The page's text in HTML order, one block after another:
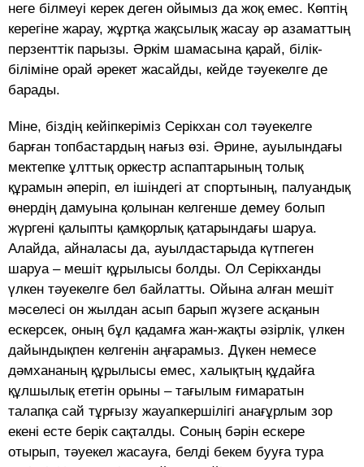
неге білмеуі керек деген ойымыз да жоқ емес. Көптің
керегіне жарау, жұртқа жақсылық жасау әр азаматтың
перзенттік парызы. Әркім шамасына қарай, білік-
біліміне орай әрекет жасайды, кейде тәуекелге де
барады.
Міне, біздің кейіпкеріміз Серікхан сол тәуекелге
барған топбастардың нағыз өзі. Әрине, ауылындағы
мектепке ұлттық оркестр аспаптарының толық
құрамын әперіп, ел ішіндегі ат спортының, палуандық
өнердің дамуына қолынан келгенше демеу болып
жүргені қалыпты қамқорлық қатарындағы шаруа.
Алайда, айналасы да, ауылдастарыда күтпеген
шаруа – мешіт құрылысы болды. Ол Серікханды
үлкен тәуекелге бел байлатты. Ойына алған мешіт
мәселесі он жылдан асып барып жүзеге асқанын
ескерсек, оның бұл қадамға жан-жақты әзірлік, үлкен
дайындықпен келгенін аңғарамыз. Дүкен немесе
дәмхананың құрылысы емес, халықтың құдайға
құлшылық ететін орыны – тағылым ғимаратын
талапқа сай тұрғызу жауапкершілігі анағұрлым зор
екені есте берік сақталды. Соның бәрін ескере
отырып, тәуекел жасауға, белді бекем бууға тура